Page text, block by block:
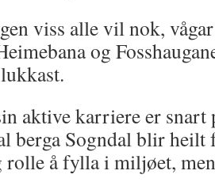
viss alle vil nok,
og
aktive karriere er snart
berga Sogndal blir heilt
å fylla i miljøet, men